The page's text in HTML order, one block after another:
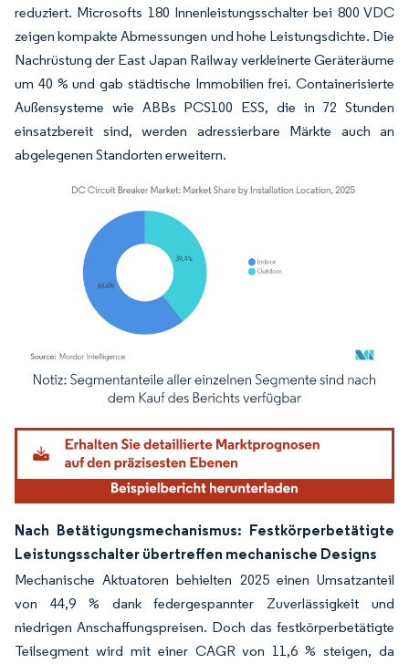
reduziert. Microsofts 180 Innenleistungsschalter bei 800 VDC
zeigen kompakte Abmessungen und hohe Leistungsdichte. Die
Nachrüstung der East Japan Railway verkleinerte Geräteräume
um 40 % und gab städtische Immobilien frei. Containerisierte
Außensysteme wie ABBs PCS100 ESS, die in 72 Stunden
einsatzbereit sind, werden adressierbare Märkte auch an
abgelegenen Standorten erweitern.
Bild © Mordor Intelligence. Wiederverwendung erfordert Namensnennung
Nach Betätigungsmechanismus: Festkörperbetätigte
Leistungsschalter übertreffen mechanische Designs
Mechanische Aktuatoren behielten 2025 einen Umsatzanteil
von 44,9 % dank federgespannter Zuverlässigkeit und
niedrigen Anschaffungspreisen. Doch das festkörperbetätigte
Teilsegment wird mit einer CAGR von 11,6 % steigen, da